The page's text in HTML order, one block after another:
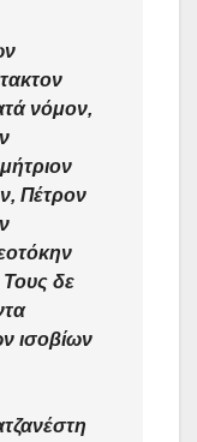
νόμον,
Πέτρον
Τους δε
ισοβίων